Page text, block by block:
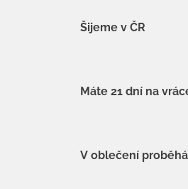
Šijeme v ČR
Máte 21 dní na
V oblečení